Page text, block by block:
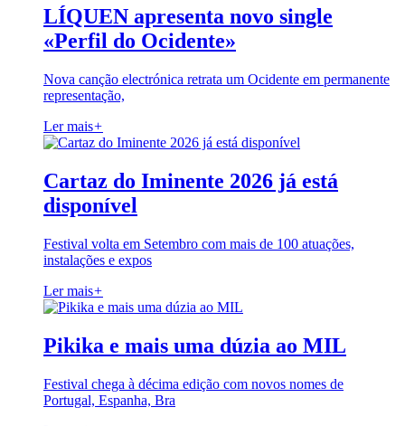
LÍQUEN apresenta novo single
«Perfil do Ocidente»
Nova canção electrónica retrata um Ocidente em permanente
representação,
Ler mais+
Cartaz do Iminente 2026 já está
disponível
Festival volta em Setembro com mais de 100 atuações,
instalações e expos
Ler mais+
Pikika e mais uma dúzia ao MIL
Festival chega à décima edição com novos nomes de
Portugal, Espanha, Bra